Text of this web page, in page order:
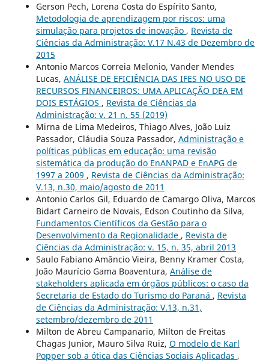
Gerson Pech, Lorena Costa do Espírito Santo,
Metodologia de aprendizagem por riscos: uma
simulação para projetos de inovação , Revista de
Ciências da Administração: V.17 N.43 de Dezembro de
2015
Antonio Marcos Correia Melonio, Vander Mendes
Lucas, ANÁLISE DE EFICIÊNCIA DAS IFES NO USO DE
RECURSOS FINANCEIROS: UMA APLICAÇÃO DEA EM
DOIS ESTÁGIOS , Revista de Ciências da
Administração: v. 21 n. 55 (2019)
Mirna de Lima Medeiros, Thiago Alves, João Luiz
Passador, Cláudia Souza Passador, Administração e
políticas públicas em educação: uma revisão
sistemática da produção do EnANPAD e EnAPG de
1997 a 2009 , Revista de Ciências da Administração:
V.13, n.30, maio/agosto de 2011
Antonio Carlos Gil, Eduardo de Camargo Oliva, Marcos
Bidart Carneiro de Novais, Edson Coutinho da Silva,
Fundamentos Científicos da Gestão para o
Desenvolvimento da Regionalidade , Revista de
Ciências da Administração: v. 15, n. 35, abril 2013
Saulo Fabiano Amâncio Vieira, Benny Kramer Costa,
João Maurício Gama Boaventura, Análise de
stakeholders aplicada em órgãos públicos: o caso da
Secretaria de Estado do Turismo do Paraná , Revista
de Ciências da Administração: V.13, n.31,
setembro/dezembro de 2011
Milton de Abreu Campanario, Milton de Freitas
Chagas Junior, Mauro Silva Ruiz, O modelo de Karl
Popper sob a ótica das Ciências Sociais Aplicadas ,